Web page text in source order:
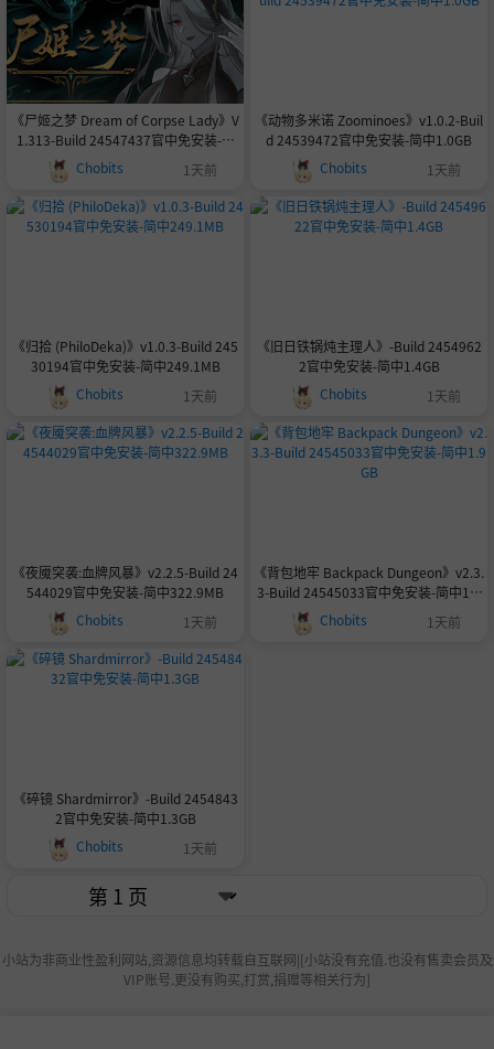
《尸姬之梦 Dream of Corpse Lady》V
1.313-Build 24547437官中免安装-简
中6.3GB
Chobits 1天前
《动物多米诺 Zoominoes》v1.0.2-Buil
d 24539472官中免安装-简中1.0GB
Chobits
1天前
《归拾 (PhiloDeka)》v1.0.3-Build 245
30194官中免安装-简中249.1MB
Chobits
1天前
《旧日铁锅炖主理人》-Build 2454962
2官中免安装-简中1.4GB
Chobits
1天前
《夜魇突袭:血牌风暴》v2.2.5-Build 24
544029官中免安装-简中322.9MB
Chobits
1天前
《背包地牢 Backpack Dungeon》v2.3.
3-Build 24545033官中免安装-简中1.9
Chobits 1天前
《碎镜 Shardmirror》-Build 2454843
2官中免安装-简中1.3GB
Chobits
1天前
小站为非商业性盈利网站,资源信息均转载自互联网|[小站没有充值.也没有售卖会员及
VIP账号.更没有购买,打赏,捐赠等相关行为]